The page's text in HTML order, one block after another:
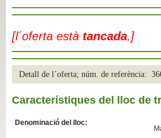
[l´oferta està tancada.]
Detall de l´oferta; núm. de referència:
Característiques del lloc de
Denominació del lloc: